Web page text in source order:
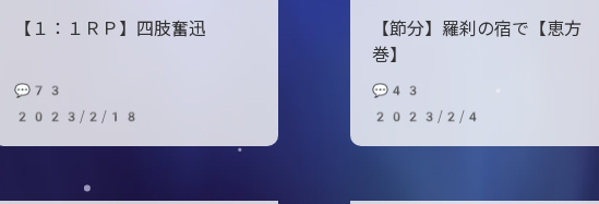
【１：１ＲＰ】四肢奮迅
💬73
2023/2/18
【節分】羅刹の宿で【恵方
巻】
💬43
2023/2/4